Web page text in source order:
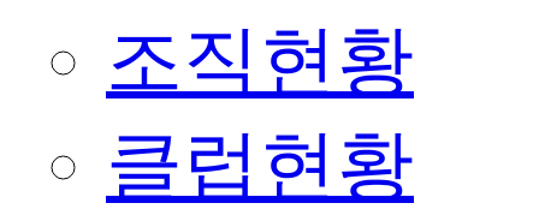
조직현황
클럽현황